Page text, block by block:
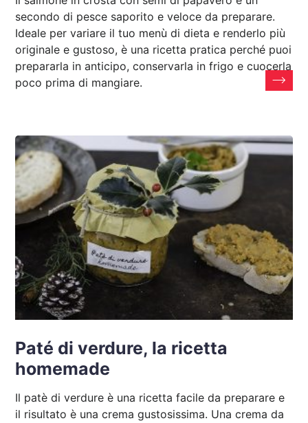
secondo di pesce saporito e veloce da preparare.
Ideale per variare il tuo menù di dieta e renderlo più
originale e gustoso, è una ricetta pratica perché puoi
prepararla in anticipo, conservarla in frigo e cuocerla
poco prima di mangiare.
Paté di verdure, la ricetta
homemade
Il patè di verdure è una ricetta facile da preparare e
il risultato è una crema gustosissima. Una crema da